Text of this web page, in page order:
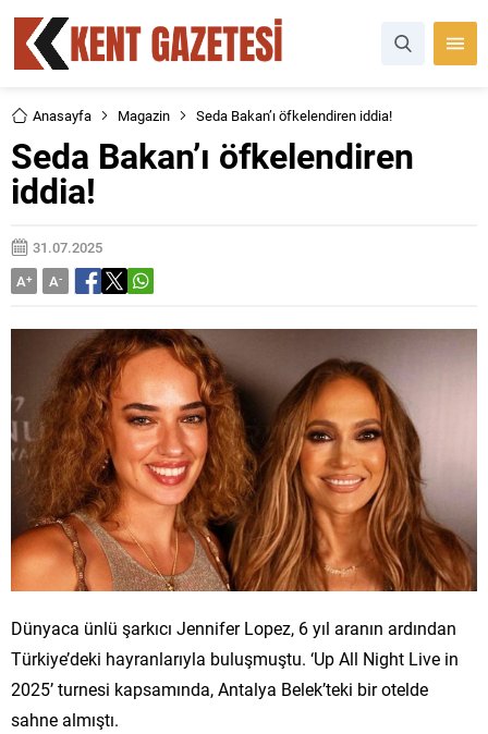
Anasayfa Magazin Seda Bakan’ı öfkelendiren iddia!
Seda Bakan’ı öfkelendiren
iddia!
31.07.2025
A+ A-
Dünyaca ünlü şarkıcı Jennifer Lopez, 6 yıl aranın ardından
Türkiye’deki hayranlarıyla buluşmuştu. ‘Up All Night Live in
2025’ turnesi kapsamında, Antalya Belek’teki bir otelde
sahne almıştı.